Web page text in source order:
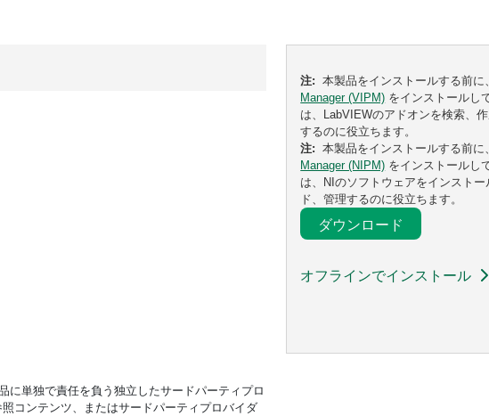
に単独で責任を負う独立したサードパーティプロ
コンテンツ、またはサードパーティプロバイダ
注:本製品をインストールする前に
Manager (VIPM) をインストールし
は、LabVIEWのアドオンを検索、
するのに役立ちます。
注:本製品をインストールする前に、
Manager (NIPM) をインストールし
は、NIのソフトウェアをインスト
ド、管理するのに役立ちます。
ダウンロード
オフラインでインストール